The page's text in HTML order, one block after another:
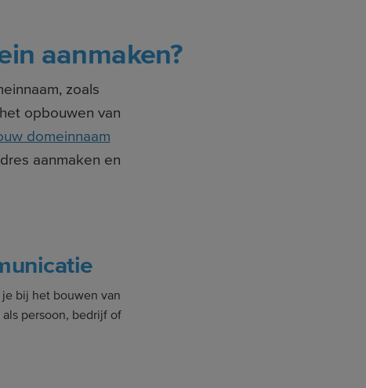
aanmaken?
zoals
opbouwen van
domeinnaam
aanmaken en
bij het bouwen van
persoon, bedrijf of